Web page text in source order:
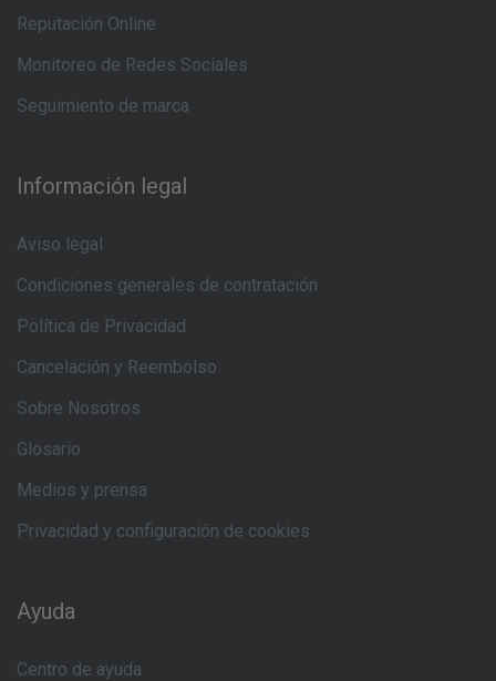
Reputación Online
Monitoreo de Redes Sociales
Seguimiento de marca
Información legal
Aviso legal
Condiciones generales de contratación
Política de Privacidad
Cancelación y Reembolso
Sobre Nosotros
Glosario
Medios y prensa
Privacidad y configuración de cookies
Ayuda
Centro de ayuda